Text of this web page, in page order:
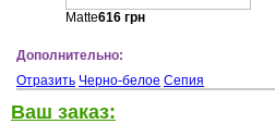
Matte616грн
Дополнительно:
Отразить Черно-белое Сепия
Ваш заказ: